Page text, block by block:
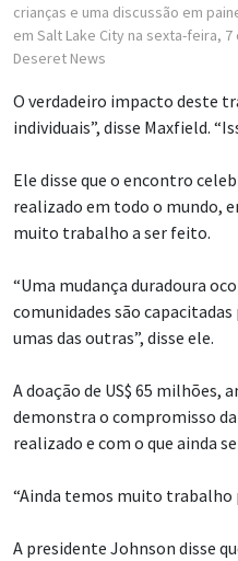
crianças e uma discussão em
em Salt Lake City na sexta-feira,
Deseret News
O verdadeiro impacto deste
individuais”, disse Maxfield.
Ele disse que o encontro
realizado em todo o mundo,
muito trabalho a ser feito.
“Uma mudança duradoura
comunidades são
umas das outras”, disse ele.
A doação de US$ 65 milhões,
demonstra o compromisso
realizado e com o que ainda
“Ainda temos muito trabalho
A presidente Johnson disse